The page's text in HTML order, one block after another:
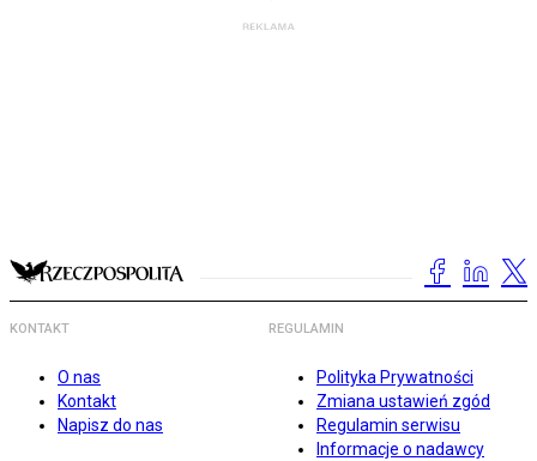
KONTAKT
O nas
Kontakt
Napisz do nas
REGULAMIN
Polityka Prywatności
Zmiana ustawień zgód
Regulamin serwisu
Informacje o nadawcy